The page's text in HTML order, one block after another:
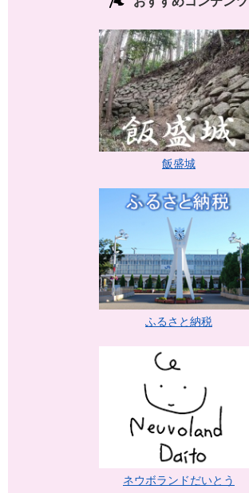
飯盛城
ふるさと納税
ネウボランドだいとう